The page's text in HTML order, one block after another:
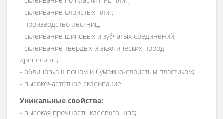
- склеивание слоистых плит;
- производство лестниц;
- склеивание шиповых и зубчатых соединений;
- склеивание твердых и экзотических пород
древесины;
- облицовка шпоном и бумажно-слоистым пластиком;
- высокочастотное склеивание.
Уникальные свойства:
- высокая прочность клеевого шва;